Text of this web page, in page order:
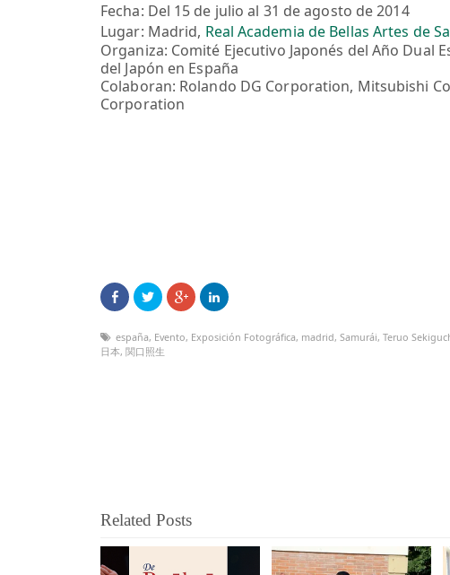
Fecha: Del 15 de julio al 31 de agosto de 2014
Lugar: Madrid, Real Academia de Bellas Artes de
Organiza: Comité Ejecutivo Japonés del Año Dual
del Japón en España
Colaboran: Rolando DG Corporation, Mitsubishi
Corporation
españa, Evento, Exposición Fotográfica, madrid, Samurái, Teruo
日本, 関口照生
Related Posts